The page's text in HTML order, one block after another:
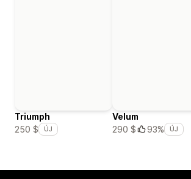
Triumph
250 $
ÚJ
Velum
290 $
93% ÚJ